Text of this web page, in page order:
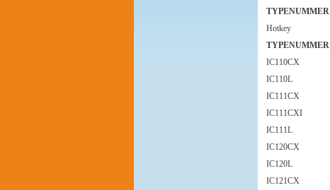
TYPENUMMER
Hotkey
TYPENUMMER
IC110CX
IC110L
IC111CX
IC111CXI
IC111L
IC120CX
IC120L
IC121CX